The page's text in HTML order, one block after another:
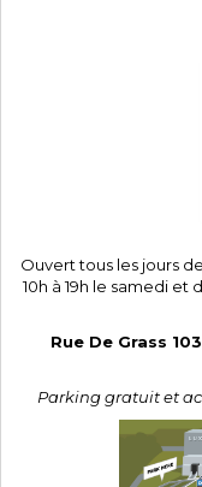
Ouvert tous les jours
10h à 19h le samedi
Rue De Grass
Parking gratuit et